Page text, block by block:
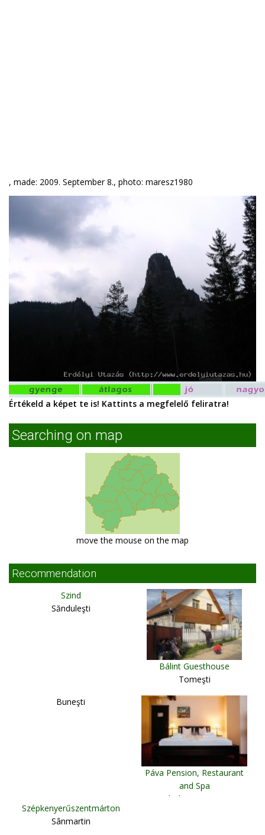
, made: 2009. September 8., photo: maresz1980
Értékeld a képet te is! Kattints a megfelelő feliratra!
Searching on map
move the mouse on the map
Recommendation
Szind
Sănduleşti
Bálint Guesthouse
Tomeşti
Buneşti
Páva Pension, Restaurant
and Spa
Odorheiu Secuiesc
Szépkenyerűszentmárton
Sânmartin